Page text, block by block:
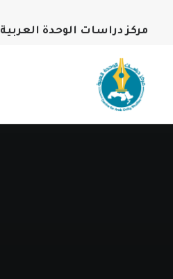
مركز دراسات الوحدة العربية